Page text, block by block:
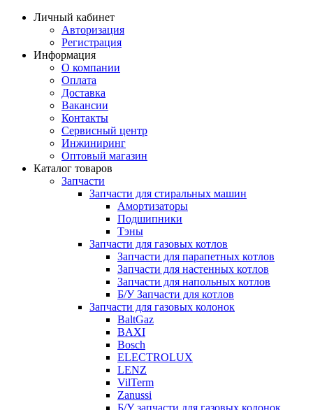
Личный кабинет
Авторизация
Регистрация
Информация
О компании
Оплата
Доставка
Вакансии
Контакты
Сервисный центр
Инжиниринг
Оптовый магазин
Каталог товаров
Запчасти
Запчасти для стиральных машин
Амортизаторы
Подшипники
Тэны
Запчасти для газовых котлов
Запчасти для парапетных котлов
Запчасти для настенных котлов
Запчасти для напольных котлов
Б/У Запчасти для котлов
Запчасти для газовых колонок
BaltGaz
BAXI
Bosch
ELECTROLUX
LENZ
VilTerm
Zanussi
Б/У запчасти для газовых колонок